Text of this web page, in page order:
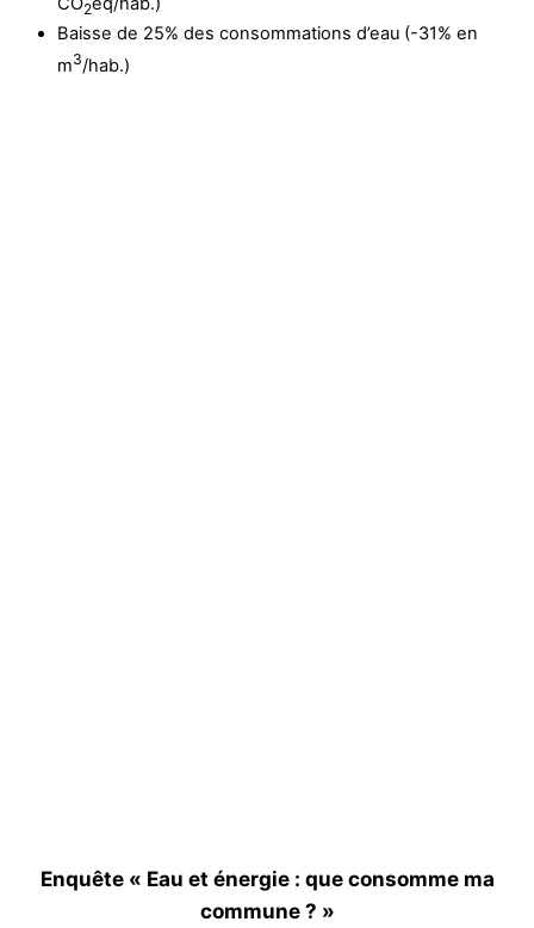
2
Baisse de 25% des consommations d’eau (-31% en
m3/hab.)
Enquête « Eau et énergie : que consomme ma
commune ? »